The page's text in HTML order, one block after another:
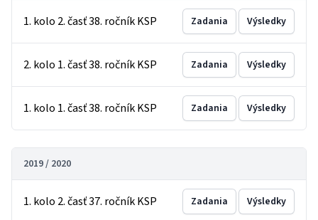
1. kolo 2. časť 38. ročník KSP Zadania Výsledky
2. kolo 1. časť 38. ročník KSP Zadania Výsledky
1. kolo 1. časť 38. ročník KSP Zadania Výsledky
2019 / 2020
1. kolo 2. časť 37. ročník KSP Zadania Výsledky